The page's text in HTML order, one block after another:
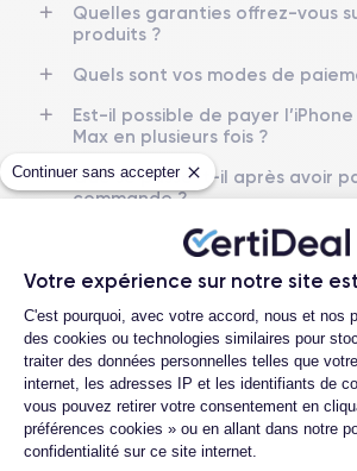
Continuer sans accepter
Votre expérience sur notre site
Plateforme de Gestion
C'est pourquoi, avec votre accord, nous et nos
des cookies ou technologies similaires pour
traiter des données personnelles telles que
internet, les adresses IP et les identifiants de
vous pouvez retirer votre consentement en
préférences cookies » ou en allant dans notre
confidentialité sur ce site internet.
Nom GPU
GPU 6 cœurs 3.78 GHz
Caméra
48 Mpx
Caméra
Résolution vidéo
Batterie Type de
Réseau mobile
5G
Débloqué
Oui, tous
Si vous souhaitez découvrir en détail les
smartphone, consulter lafiche technique de
Quelles garanties offrez-vous
produits ?
Quels sont vos modes de
Est-il possible de payer l’iPhone
Max en plusieurs fois ?
Que se passe-t-il après avoir
commande ?
Quelle société utilisez-vous pour
l'expédition ?
Que se passe-t-il si je change
après avoir acheté/reçu le
Comment demander un retour
Comment contacter le service